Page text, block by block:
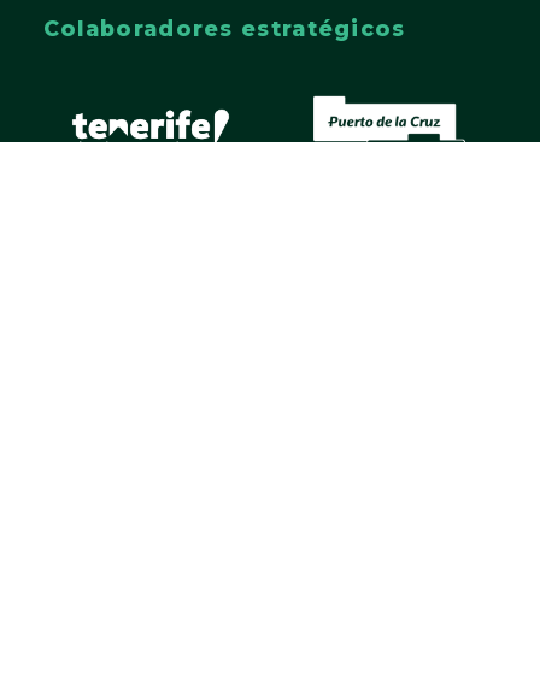
Colaboradores estratégicos